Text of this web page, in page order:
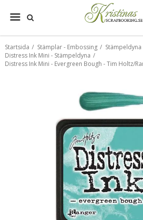
Startsida / Stämplar - Embossing / Stämpeldyna
Distress Ink Mini - Stämpeldyna /
Distress Ink Mini - Evergreen Bough - Tim Holtz/